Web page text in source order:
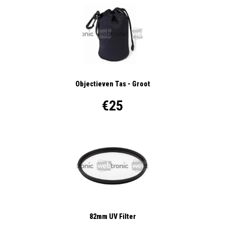
Objectieven Tas - Groot
€25
82mm UV Filter